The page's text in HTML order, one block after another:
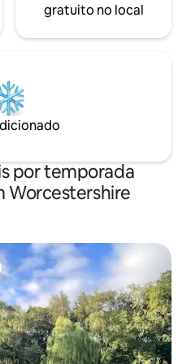
gratuito no local
por temporada
Worcestershire
dos hóspedes